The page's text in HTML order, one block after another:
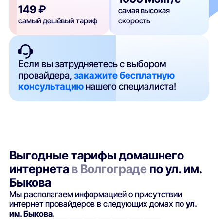
149 ₽
самый дешёвый тариф
самая высокая
скорость
Если вы затрудняетесь с выбором
провайдера,закажите бесплатную
консультацию нашего специалиста!
Выгодные тарифы домашнего
интернета в Волгограде по ул. им.
Быкова
Мы располагаем информацией о присутствии
интернет провайдеров в следующих домах поул.
им. Быкова.